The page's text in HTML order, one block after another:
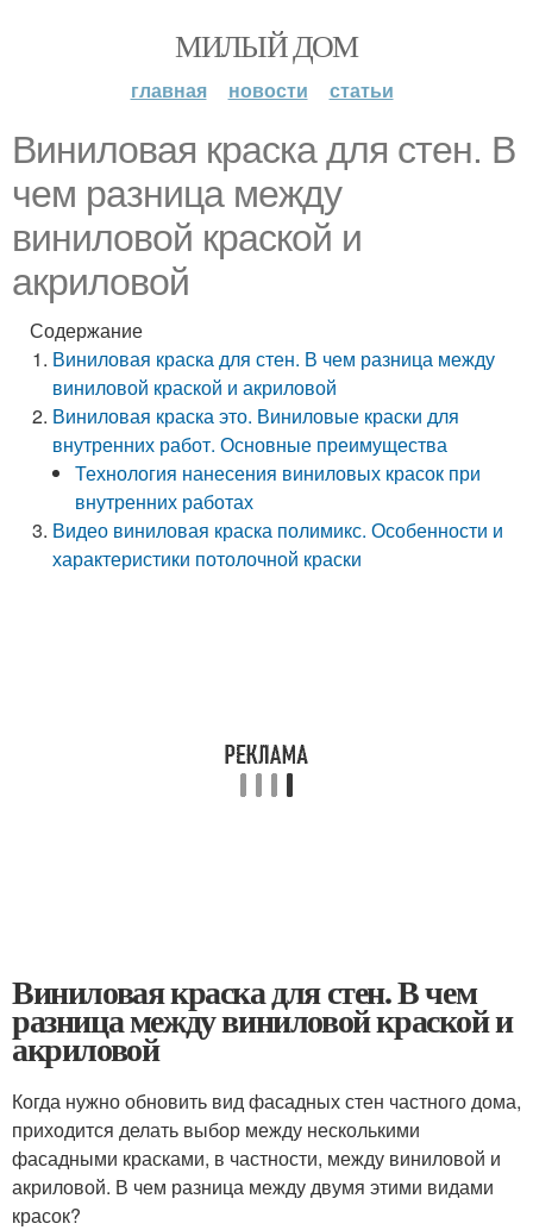
МИЛЫЙ ДОМ
главная новости статьи
Виниловая краска для стен. В
чем разница между
виниловой краской и
акриловой
Содержание
Виниловая краска для стен. В чем разница между
виниловой краской и акриловой
Виниловая краска это. Виниловые краски для
внутренних работ. Основные преимущества
Технология нанесения виниловых красок при
внутренних работах
Видео виниловая краска полимикс. Особенности и
характеристики потолочной краски
Виниловая краска для стен. В чем
разница между виниловой краской и
акриловой
Когда нужно обновить вид фасадных стен частного дома,
приходится делать выбор между несколькими
фасадными красками, в частности, между виниловой и
акриловой. В чем разница между двумя этими видами
красок?